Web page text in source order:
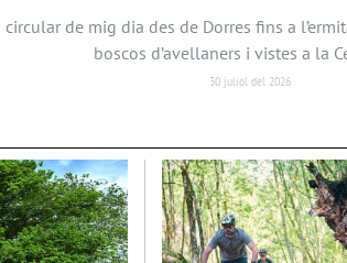
de mig dia des de Dorres fins a
boscos d’avellaners i vistes a la
30 juliol del 2026